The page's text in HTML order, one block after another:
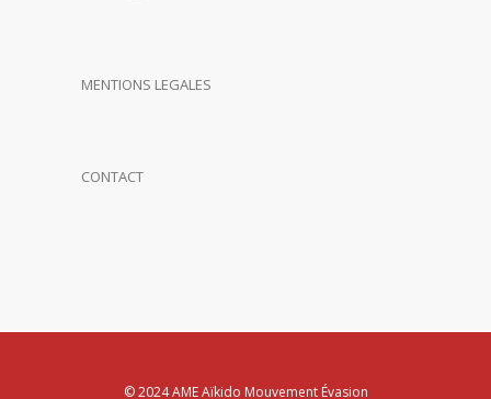
MENTIONS LEGALES
CONTACT
© 2024 AME Aïkido Mouvement Évasion